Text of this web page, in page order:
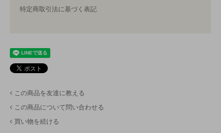
特定商取引法に基づく表記
この商品を友達に教える
この商品について問い合わせる
買い物を続ける